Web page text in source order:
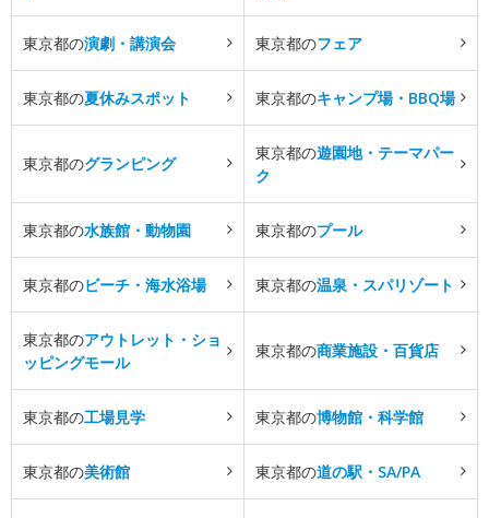
東京都の演劇・講演会 東京都のフェア
東京都の夏休みスポット 東京都のキャンプ場・BBQ場
東京都のグランピング
東京都の遊園地・テーマパー
ク
東京都の水族館・動物園 東京都のプール
東京都のビーチ・海水浴場 東京都の温泉・スパリゾート
東京都のアウトレット・ショ
ッピングモール
東京都の商業施設・百貨店
東京都の工場見学 東京都の博物館・科学館
東京都の美術館 東京都の道の駅・SA/PA